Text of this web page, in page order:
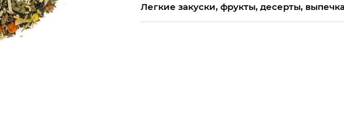
Легкие закуски, фрукты, десерты, выпечка